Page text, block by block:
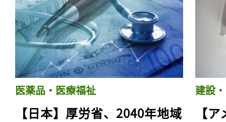
医薬品・医療福祉
【日本】厚労省、2040年地域
建設
【